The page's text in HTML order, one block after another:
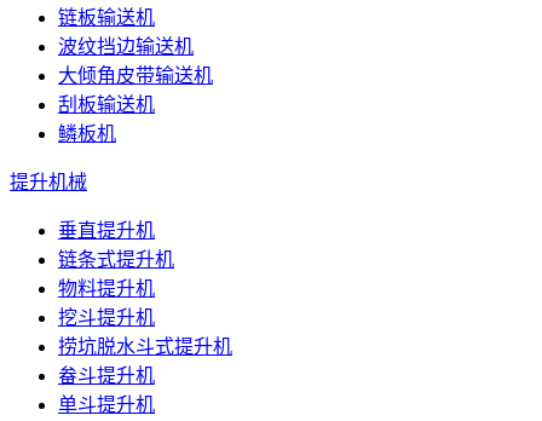
链板输送机
波纹挡边输送机
大倾角皮带输送机
刮板输送机
鳞板机
提升机械
垂直提升机
链条式提升机
物料提升机
挖斗提升机
捞坑脱水斗式提升机
畚斗提升机
单斗提升机